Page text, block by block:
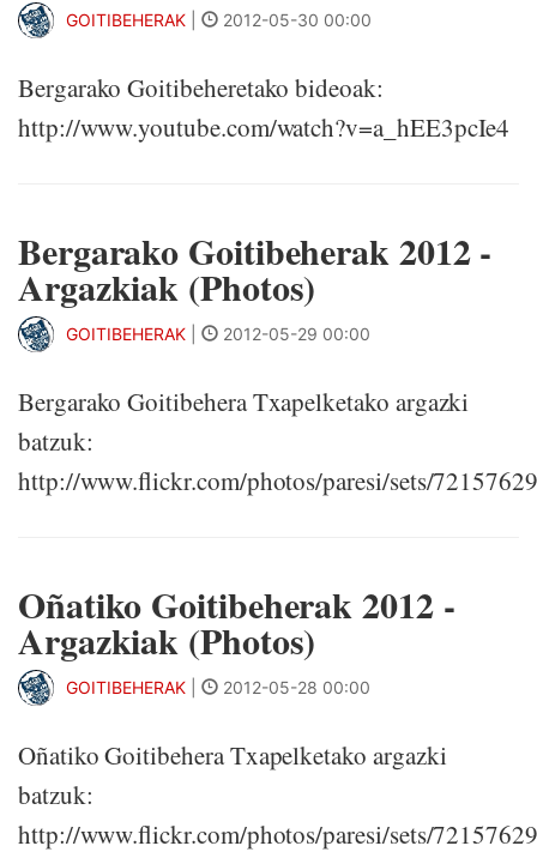
GOITIBEHERAK 2012-05-30 00:00
Bergarako Goitibeheretako bideoak:
http://www.youtube.com/watch?v=a_hEE3pcIe4
Bergarako Goitibeherak 2012 -
Argazkiak (Photos)
GOITIBEHERAK 2012-05-29 00:00
Bergarako Goitibehera Txapelketako argazki
batzuk:
http://www.flickr.com/photos/paresi/sets/
Oñatiko Goitibeherak 2012 -
Argazkiak (Photos)
GOITIBEHERAK 2012-05-28 00:00
Oñatiko Goitibehera Txapelketako argazki
batzuk:
http://www.flickr.com/photos/paresi/sets/